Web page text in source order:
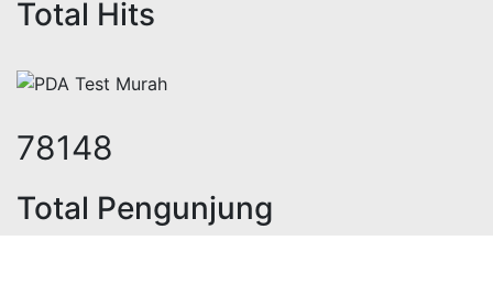
Total Hits
95754
Total Pengunjung